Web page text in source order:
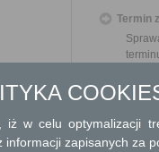
Termin
od
W
iż w celu optymalizacji
informacji zapisanych za